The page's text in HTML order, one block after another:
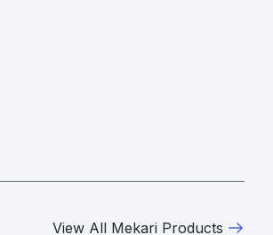
View All Mekari Products